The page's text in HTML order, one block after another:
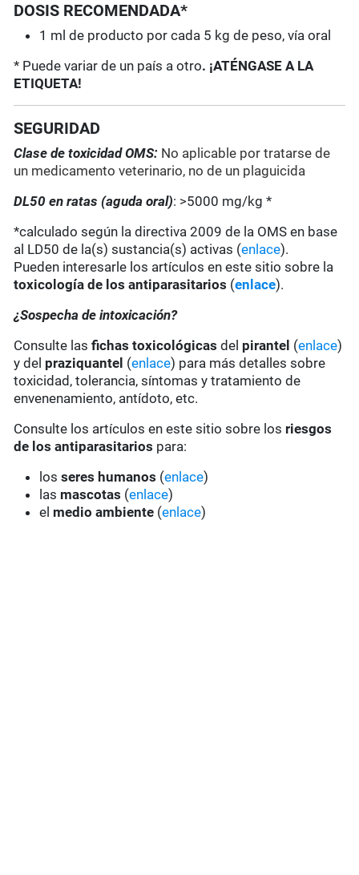
DOSIS RECOMENDADA*
1 ml de producto por cada 5 kg de peso, vía oral
* Puede variar de un país a otro. ¡ATÉNGASE A LA
ETIQUETA!
SEGURIDAD
Clase de toxicidad OMS: No aplicable por tratarse de
un medicamento veterinario, no de un plaguicida
DL50 en ratas (aguda oral): >5000 mg/kg *
*calculado según la directiva 2009 de la OMS en base
al LD50 de la(s) sustancia(s) activas (enlace).
Pueden interesarle los artículos en este sitio sobre la
toxicología de los antiparasitarios (enlace).
¿Sospecha de intoxicación?
Consulte lasfichas toxicológicas del pirantel (enlace)
y del praziquantel (enlace) para más detalles sobre
toxicidad, tolerancia, síntomas y tratamiento de
envenenamiento, antídoto, etc.
Consulte los artículos en este sitio sobre los riesgos
de los antiparasitarios para:
losseres humanos (enlace)
las mascotas (enlace)
el medio ambiente (enlace)